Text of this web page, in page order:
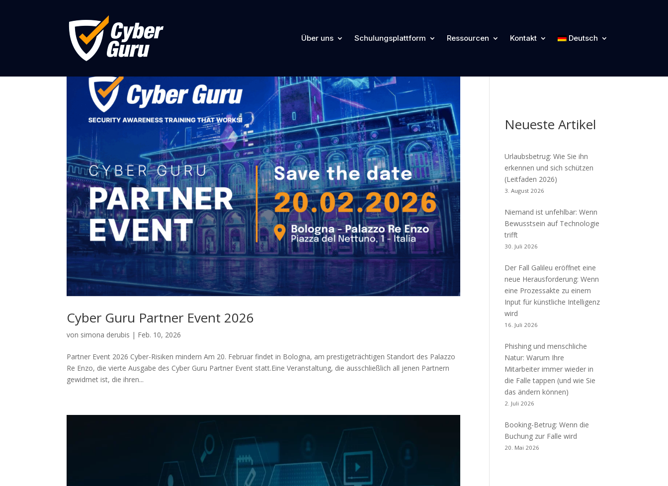
Über uns Schulungsplattform Ressourcen Kontakt Deutsch
Cyber Guru Partner Event 2026
von simona derubis | Feb. 10, 2026
Partner Event 2026 Cyber-Risiken mindern Am 20. Februar findet in Bologna, am prestigeträchtigen Standort des Palazzo
Re Enzo, die vierte Ausgabe des Cyber Guru Partner Event statt.Eine Veranstaltung, die ausschließlich all jenen Partnern
gewidmet ist, die ihren...
Kategorien
Neueste Artikel
Urlaubsbetrug: Wie Sie ihn
erkennen und sich schützen
(Leitfaden 2026)
3. August 2026
Niemand ist unfehlbar: Wenn
Bewusstsein auf Technologie
trifft
30. Juli 2026
Der Fall Galileu eröffnet eine
neue Herausforderung: Wenn
eine Prozessakte zu einem
Input für künstliche Intelligenz
wird
16. Juli 2026
Phishing und menschliche
Natur: Warum Ihre
Mitarbeiter immer wieder in
die Falle tappen (und wie Sie
das ändern können)
2. Juli 2026
Booking-Betrug: Wenn die
Buchung zur Falle wird
20. Mai 2026